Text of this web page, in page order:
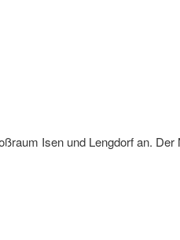
Isen und Lengdorf an.